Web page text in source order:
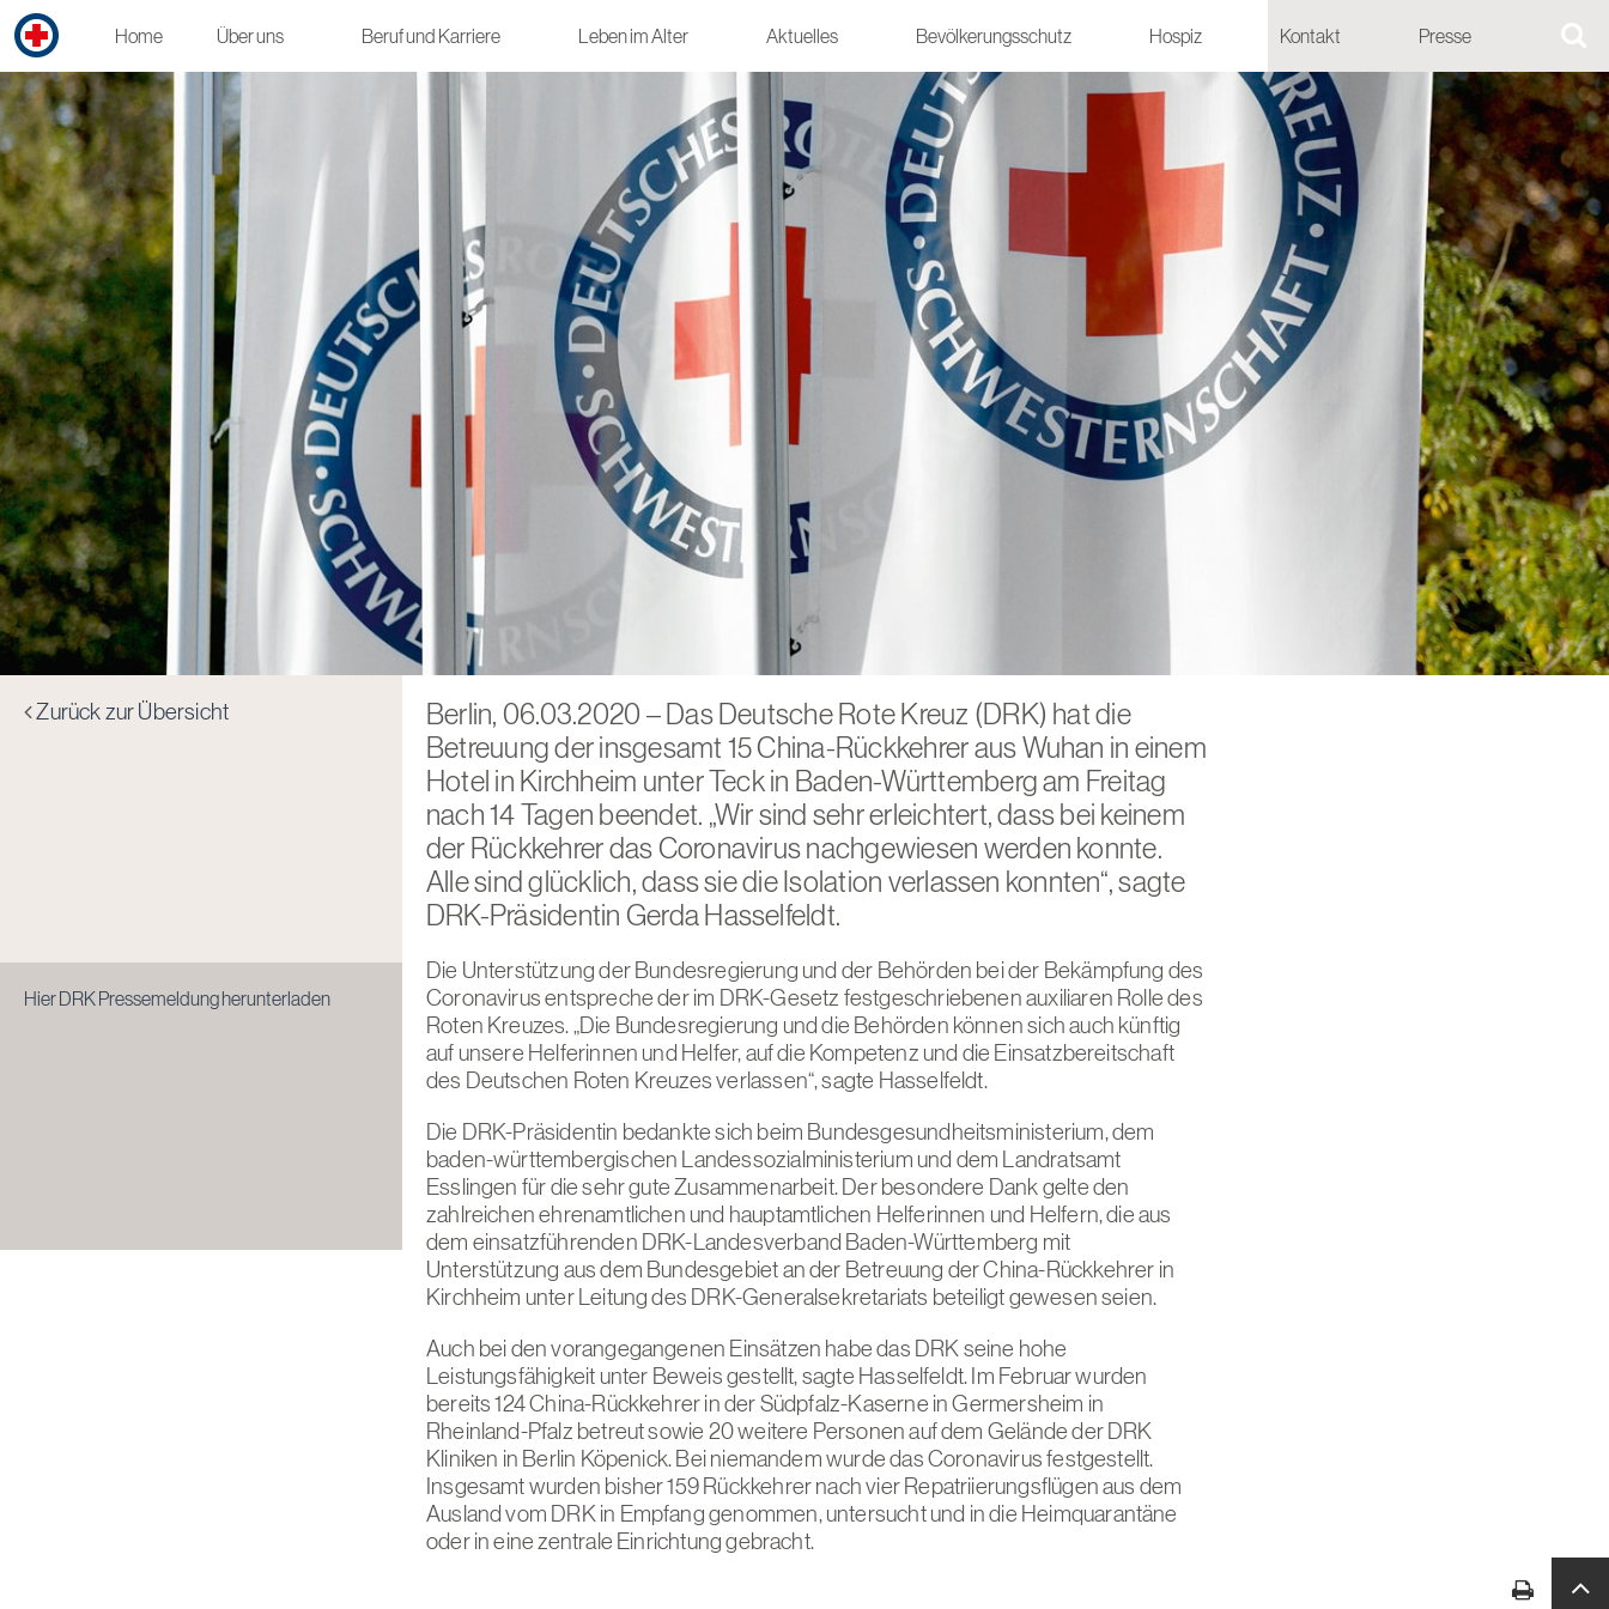
Home Über uns Beruf und Karriere Leben im Alter Aktuelles Bevölkerungsschutz Hospiz Kontakt Presse
Zurück zur Übersicht
Hier DRK Pressemeldung herunterladen
Berlin, 06.03.2020 – Das Deutsche Rote Kreuz (DRK) hat die
Betreuung der insgesamt 15 China-Rückkehrer aus Wuhan in einem
Hotel in Kirchheim unter Teck in Baden-Württemberg am Freitag
nach 14 Tagen beendet. „Wir sind sehr erleichtert, dass bei keinem
der Rückkehrer das Coronavirus nachgewiesen werden konnte.
Alle sind glücklich, dass sie die Isolation verlassen konnten“, sagte
DRK-Präsidentin Gerda Hasselfeldt.
Die Unterstützung der Bundesregierung und der Behörden bei der Bekämpfung des
Coronavirus entspreche der im DRK-Gesetz festgeschriebenen auxiliaren Rolle des
Roten Kreuzes. „Die Bundesregierung und die Behörden können sich auch künftig
auf unsere Helferinnen und Helfer, auf die Kompetenz und die Einsatzbereitschaft
des Deutschen Roten Kreuzes verlassen“, sagte Hasselfeldt.
Die DRK-Präsidentin bedankte sich beim Bundesgesundheitsministerium, dem
baden-württembergischen Landessozialministerium und dem Landratsamt
Esslingen für die sehr gute Zusammenarbeit. Der besondere Dank gelte den
zahlreichen ehrenamtlichen und hauptamtlichen Helferinnen und Helfern, die aus
dem einsatzführenden DRK-Landesverband Baden-Württemberg mit
Unterstützung aus dem Bundesgebiet an der Betreuung der China-Rückkehrer in
Kirchheim unter Leitung des DRK-Generalsekretariats beteiligt gewesen seien.
Auch bei den vorangegangenen Einsätzen habe das DRK seine hohe
Leistungsfähigkeit unter Beweis gestellt, sagte Hasselfeldt. Im Februar wurden
bereits 124 China-Rückkehrer in der Südpfalz-Kaserne in Germersheim in
Rheinland-Pfalz betreut sowie 20 weitere Personen auf dem Gelände der DRK
Kliniken in Berlin Köpenick. Bei niemandem wurde das Coronavirus festgestellt.
Insgesamt wurden bisher 159 Rückkehrer nach vier Repatriierungsflügen aus dem
Ausland vom DRK in Empfang genommen, untersucht und in die Heimquarantäne
oder in eine zentrale Einrichtung gebracht.